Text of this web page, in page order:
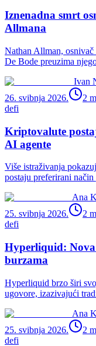
Iznenadna smrt
Allmana
Nathan Allman, osnivač
De Bode preuzima
Ivan
26. svibnja 2026.
2
defi
Kriptovalute
AI agente
Više istraživanja
postaju preferirani
Ana
25. svibnja 2026.
2
defi
Hyperliquid:
burzama
Hyperliquid brzo širi
ugovore, izazivajući
Ana
25. svibnja 2026.
2
defi